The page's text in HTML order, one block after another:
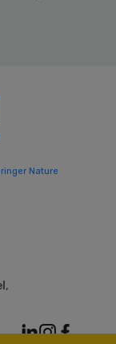
Nature